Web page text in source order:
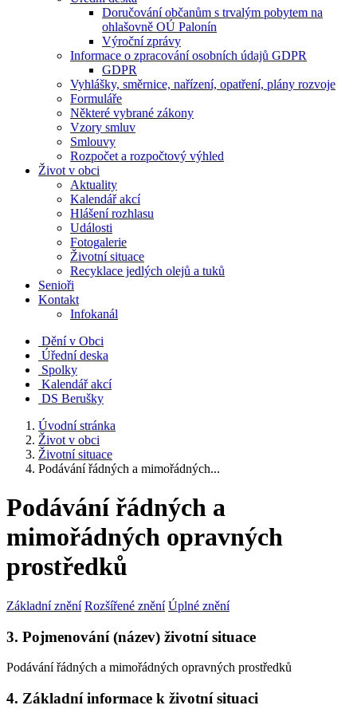
Doručování občanům s trvalým pobytem na
ohlašovně OÚ Palonín
Výroční zprávy
Informace o zpracování osobních údajů GDPR
GDPR
Vyhlášky, směrnice, nařízení, opatření, plány rozvoje
Formuláře
Některé vybrané zákony
Vzory smluv
Smlouvy
Rozpočet a rozpočtový výhled
Život v obci
Aktuality
Kalendář akcí
Hlášení rozhlasu
Události
Fotogalerie
Životní situace
Recyklace jedlých olejů a tuků
Senioři
Kontakt
Infokanál
Dění v Obci
Úřední deska
Spolky
Kalendář akcí
DS Berušky
Úvodní stránka
Život v obci
Životní situace
Podávání řádných a mimořádných...
Podávání řádných a
mimořádných opravných
prostředků
Základní znění Rozšířené znění Úplné znění
3. Pojmenování (název) životní situace
Podávání řádných a mimořádných opravných prostředků
4. Základní informace k životní situaci